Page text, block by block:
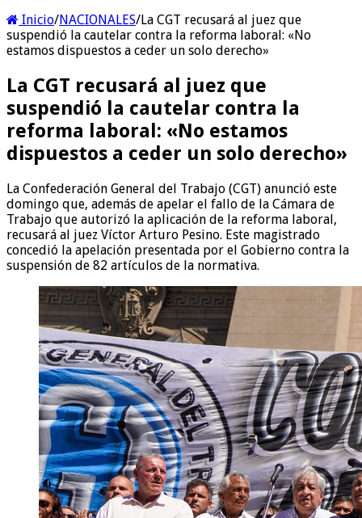
Inicio/NACIONALES/La CGT recusará al juez que
suspendió la cautelar contra la reforma laboral: «No
estamos dispuestos a ceder un solo derecho»
La CGT recusará al juez que
suspendió la cautelar contra la
reforma laboral: «No estamos
dispuestos a ceder un solo derecho»
La Confederación General del Trabajo (CGT) anunció este
domingo que, además de apelar el fallo de la Cámara de
Trabajo que autorizó la aplicación de la reforma laboral,
recusará al juez Víctor Arturo Pesino. Este magistrado
concedió la apelación presentada por el Gobierno contra la
suspensión de 82 artículos de la normativa.